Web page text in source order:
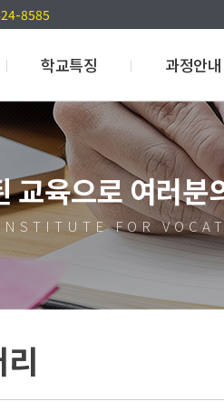
8585
학교특징
ICI 경쟁력
과정안내
고교위탁과
학점은행제 학
국비무료과
포트폴리오
교육으로 여러
FOR